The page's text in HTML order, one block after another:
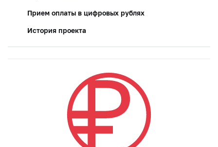
Прием оплаты в цифровых рублях
История проекта